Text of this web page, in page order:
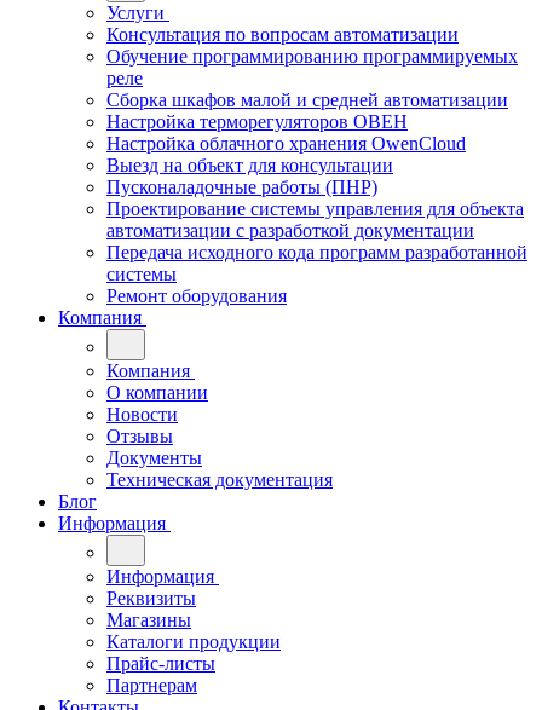
Услуги
Консультация по вопросам автоматизации
Обучение программированию программируемых
реле
Сборка шкафов малой и средней автоматизации
Настройка терморегуляторов ОВЕН
Настройка облачного хранения OwenCloud
Выезд на объект для консультации
Пусконаладочные работы (ПНР)
Проектирование системы управления для объекта
автоматизации с разработкой документации
Передача исходного кода программ разработанной
системы
Ремонт оборудования
Компания
Компания
О компании
Новости
Отзывы
Документы
Техническая документация
Блог
Информация
Информация
Реквизиты
Магазины
Каталоги продукции
Прайс-листы
Партнерам